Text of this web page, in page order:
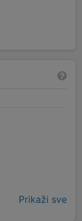
Prikaži sve